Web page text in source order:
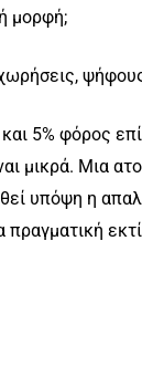
μορφή;
5% φόρος
μικρά. Μια
υπόψη η
πραγματική